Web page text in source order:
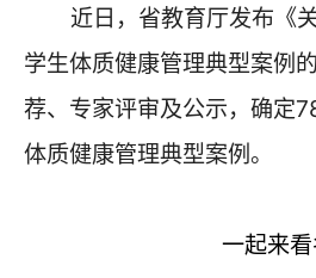
近日，省教育厅发布《
学生体质健康管理典型案例
荐、专家评审及公示，确定
体质健康管理典型案例。
一起来